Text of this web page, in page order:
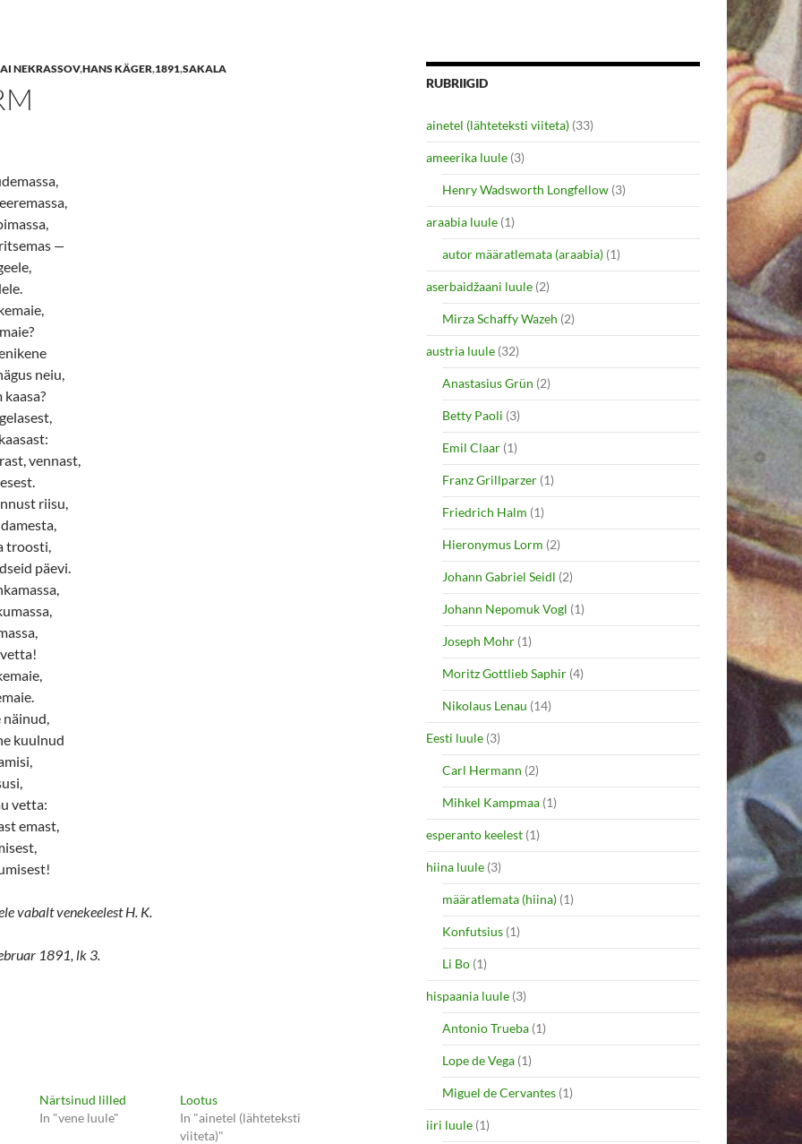
NEKRASSOV,HANS KÄGER,1891,SAKALA
—
neiu,
vennast,
riisu,
troosti,
päevi.
näinud,
kuulnud
vetta:
emast,
vabalt venekeelest H. K.
1891, lk 3.
Närtsinud lilled
In "vene luule"
Lootus
In "ainetel (lähteteksti
viiteta)"
RUBRIIGID
ainetel (lähteteksti viiteta) (33)
ameerika luule (3)
Henry Wadsworth Longfellow (3)
araabia luule (1)
autor määratlemata (araabia) (1)
aserbaidžaani luule (2)
Mirza Schaffy Wazeh (2)
austria luule (32)
Anastasius Grün (2)
Betty Paoli (3)
Emil Claar (1)
Franz Grillparzer (1)
Friedrich Halm (1)
Hieronymus Lorm (2)
Johann Gabriel Seidl (2)
Johann Nepomuk Vogl (1)
Joseph Mohr (1)
Moritz Gottlieb Saphir (4)
Nikolaus Lenau (14)
Eesti luule (3)
Carl Hermann (2)
Mihkel Kampmaa (1)
esperanto keelest (1)
hiina luule (3)
määratlemata (hiina) (1)
Konfutsius (1)
Li Bo (1)
hispaania luule (3)
Antonio Trueba (1)
Lope de Vega (1)
Miguel de Cervantes (1)
iiri luule (1)